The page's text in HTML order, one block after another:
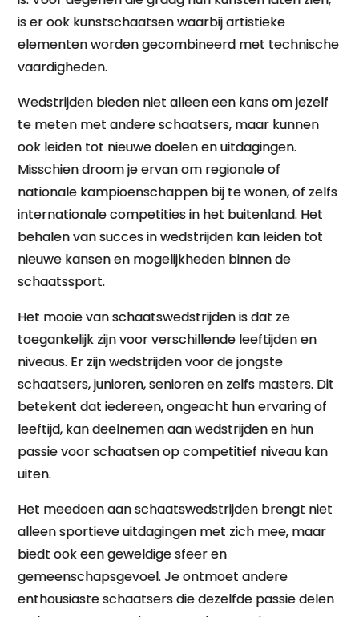
is er ook kunstschaatsen waarbij artistieke
elementen worden gecombineerd met technische
vaardigheden.
Wedstrijden bieden niet alleen een kans om jezelf
te meten met andere schaatsers, maar kunnen
ook leiden tot nieuwe doelen en uitdagingen.
Misschien droom je ervan om regionale of
nationale kampioenschappen bij te wonen, of zelfs
internationale competities in het buitenland. Het
behalen van succes in wedstrijden kan leiden tot
nieuwe kansen en mogelijkheden binnen de
schaatssport.
Het mooie van schaatswedstrijden is dat ze
toegankelijk zijn voor verschillende leeftijden en
niveaus. Er zijn wedstrijden voor de jongste
schaatsers, junioren, senioren en zelfs masters. Dit
betekent dat iedereen, ongeacht hun ervaring of
leeftijd, kan deelnemen aan wedstrijden en hun
passie voor schaatsen op competitief niveau kan
uiten.
Het meedoen aan schaatswedstrijden brengt niet
alleen sportieve uitdagingen met zich mee, maar
biedt ook een geweldige sfeer en
gemeenschapsgevoel. Je ontmoet andere
enthousiaste schaatsers die dezelfde passie delen